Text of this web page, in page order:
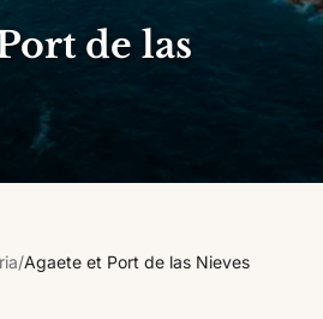
de las
/Agaete et Port de las Nieves